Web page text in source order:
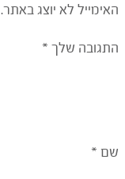
האימייל לא יוצג באתר.
התגובה שלך *
שם *